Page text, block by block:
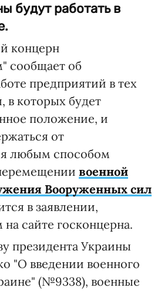
будут работать в
концерн
сообщает об
предприятий в тех
в которых будет
положение, и
от
любым способом
военной
Вооруженных сил
в заявлении,
сайте госконцерна.
президента Украины
"О введении военного
(№9338), военные